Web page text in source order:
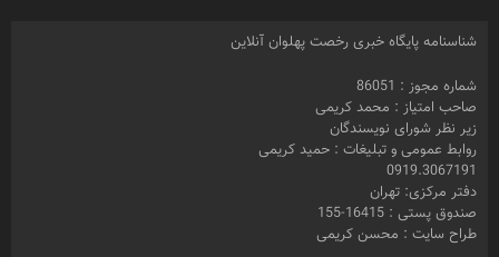
شناسنامه پایگاه خبری رخصت پهلوان آنلاین
شماره مجوز : 86051
صاحب امتیاز : محمد کریمی
زیر نظر شورای نویسندگان
روابط عمومی و تبلیغات : حمید کریمی
0919.3067191
دفتر مرکزی: تهران
صندوق پستی : 16415-155
طراح سایت : محسن کریمی